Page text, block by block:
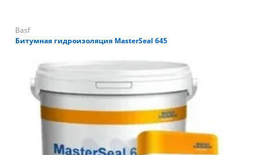
Basf
Битумная гидроизоляция ​MasterSeal 645